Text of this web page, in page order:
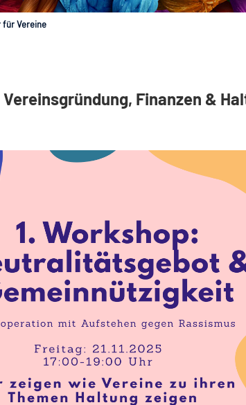
für Vereine
Finanzen &